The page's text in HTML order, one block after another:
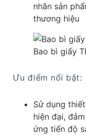
nhãn sản
thương hiệu
Bao bì giấy
Ưu điểm nổi bật:
Sử dụng
hiện đại,
ứng tiến độ